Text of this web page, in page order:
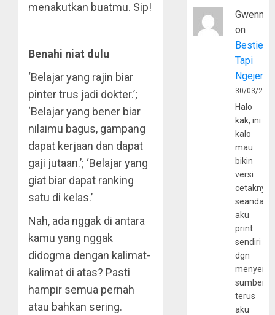
menakutkan buatmu. Sip!
Benahi niat dulu
‘Belajar yang rajin biar
pinter trus jadi dokter.’;
‘Belajar yang bener biar
nilaimu bagus, gampang
dapat kerjaan dan dapat
gaji jutaan.’; ‘Belajar yang
giat biar dapat ranking
satu di kelas.’
Nah, ada nggak di antara
kamu yang nggak
didogma dengan kalimat-
kalimat di atas? Pasti
hampir semua pernah
atau bahkan sering.
Gwenny
on
Bestie
Tapi
30/03/
Halo
kak, ini
kalo
mau
bikin
versi
cetaknya
aku
print
sendiri
dgn
sumber
terus
aku